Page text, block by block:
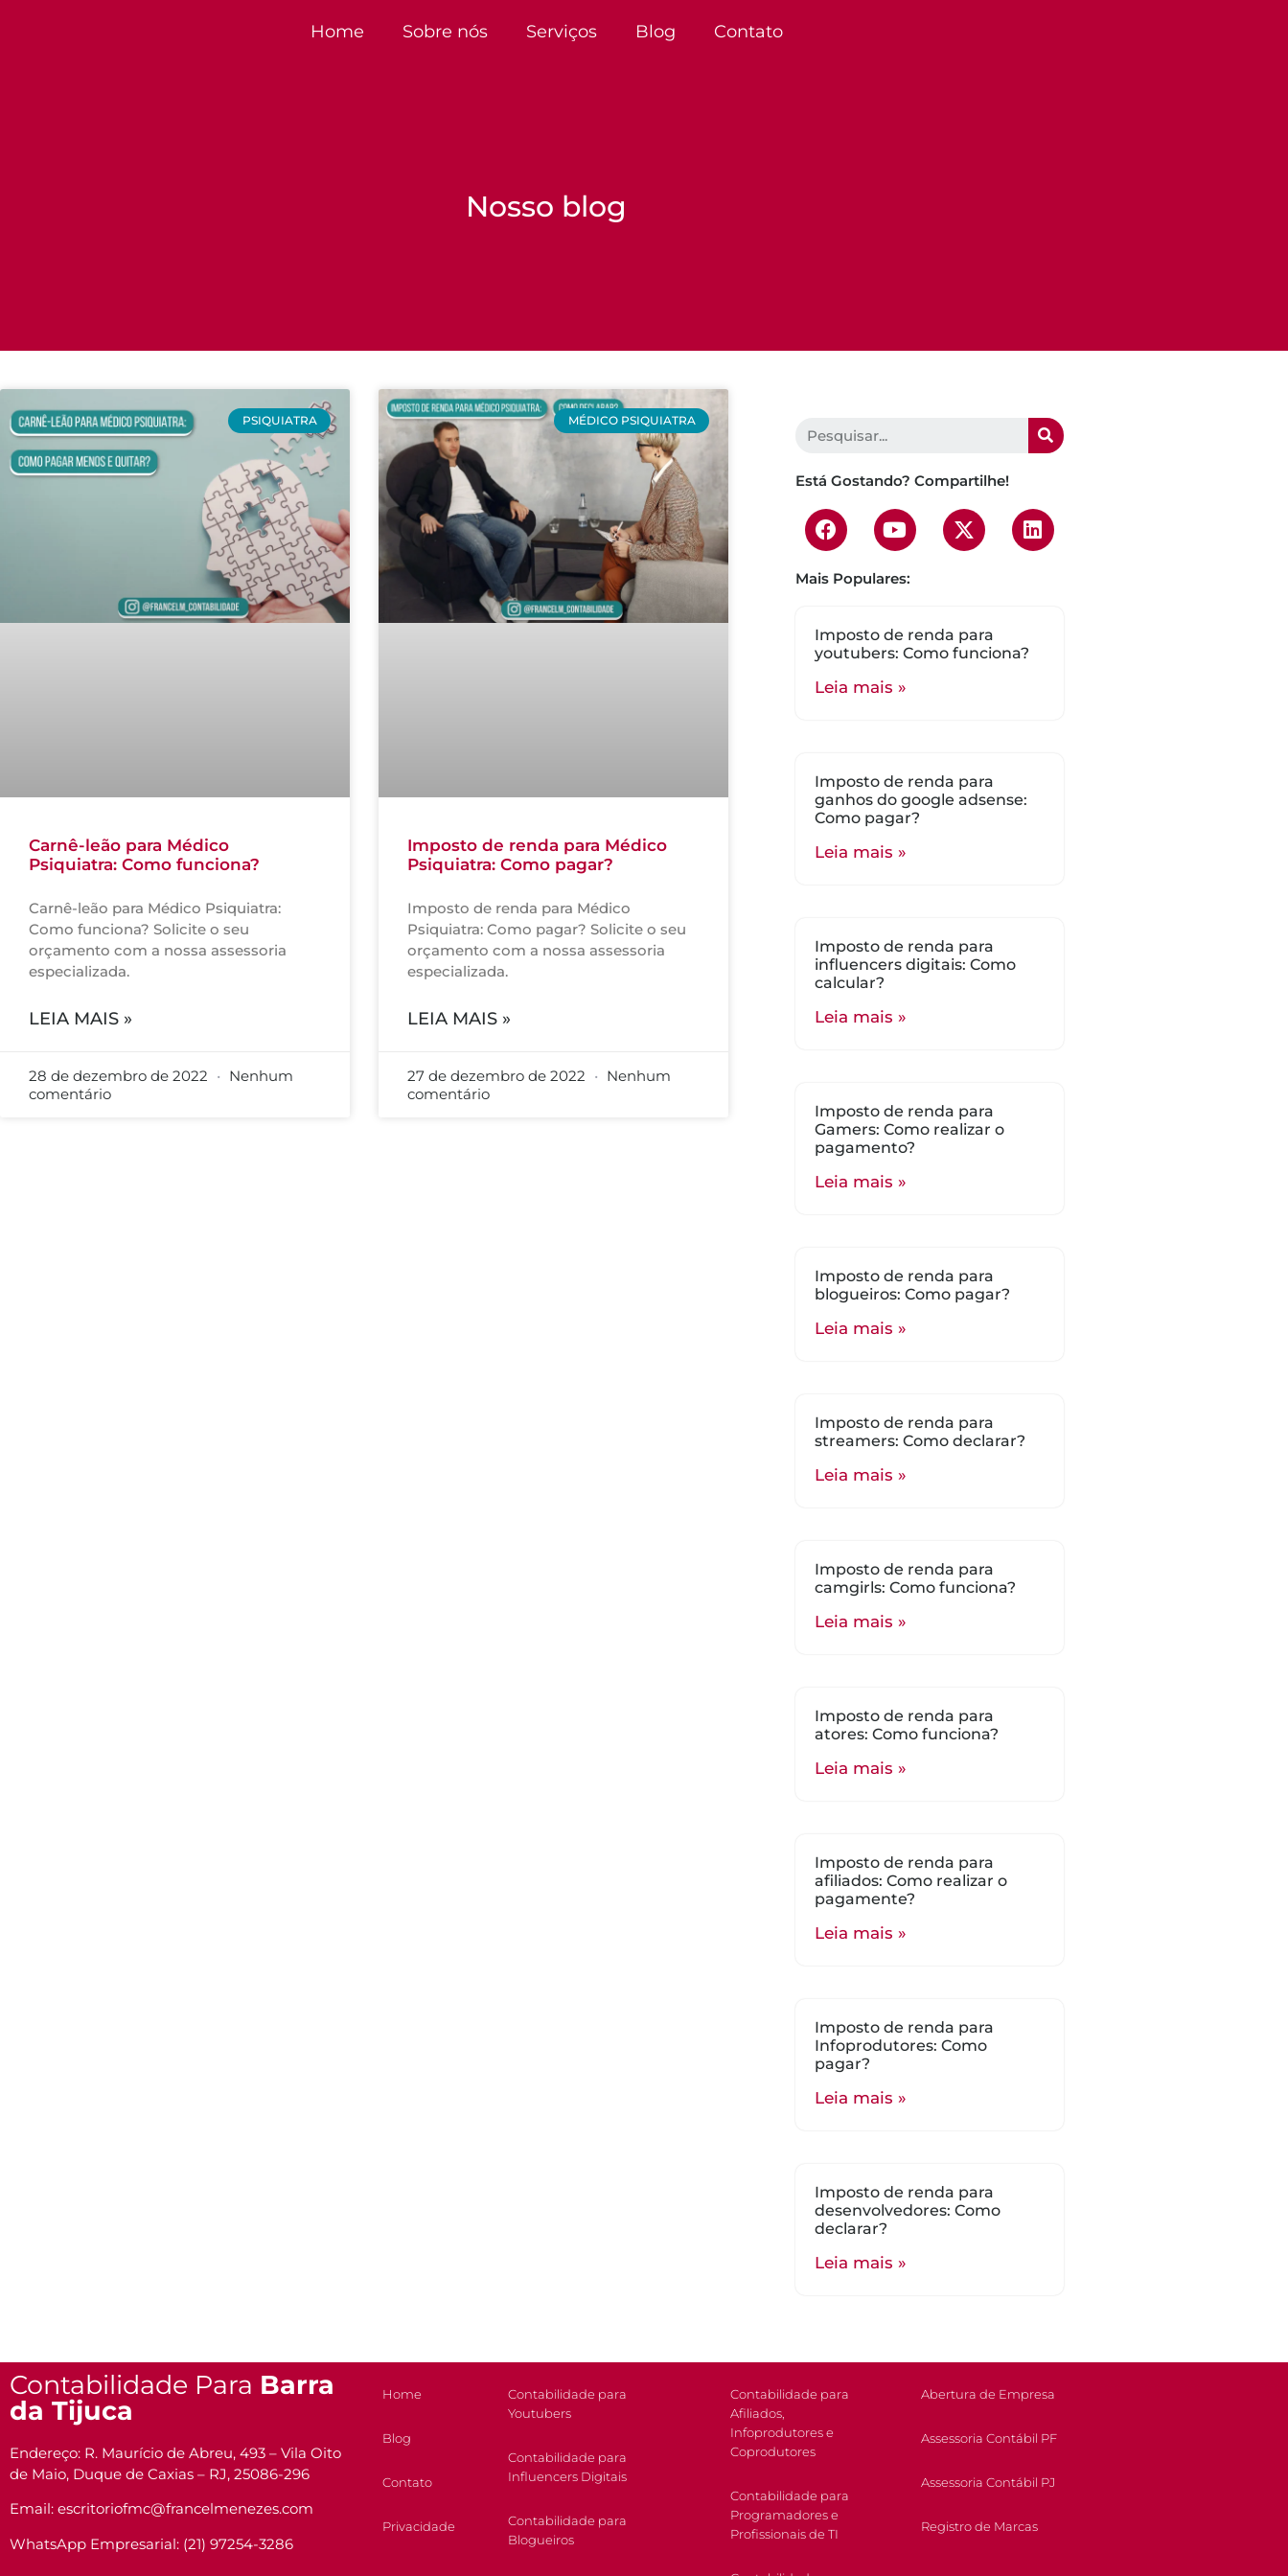
Home Sobre nós Serviços Blog Contato
Nosso blog
PSIQUIATRA
Carnê-leão para Médico
Psiquiatra: Como funciona?
Carnê-leão para Médico Psiquiatra:
Como funciona? Solicite o seu
orçamento com a nossa assessoria
especializada.
LEIA MAIS »
28 de dezembro de 2022
Nenhum
comentário
MÉDICO PSIQUIATRA
Imposto de renda para Médico
Psiquiatra: Como pagar?
Imposto de renda para Médico
Psiquiatra: Como pagar? Solicite o seu
orçamento com a nossa assessoria
especializada.
LEIA MAIS »
27 de dezembro de 2022
Nenhum
comentário
Está Gostando? Compartilhe!
Mais Populares:
Imposto de renda para
youtubers: Como funciona?
Leia mais »
Imposto de renda para
ganhos do google adsense:
Como pagar?
Leia mais »
Imposto de renda para
influencers digitais: Como
calcular?
Leia mais »
Imposto de renda para
Gamers: Como realizar o
pagamento?
Leia mais »
Imposto de renda para
blogueiros: Como pagar?
Leia mais »
Imposto de renda para
streamers: Como declarar?
Leia mais »
Imposto de renda para
camgirls: Como funciona?
Leia mais »
Imposto de renda para
atores: Como funciona?
Leia mais »
Imposto de renda para
afiliados: Como realizar o
pagamente?
Leia mais »
Imposto de renda para
Infoprodutores: Como
pagar?
Leia mais »
Imposto de renda para
desenvolvedores: Como
declarar?
Leia mais »
Contabilidade Para Barra
da Tijuca
Endereço: R. Maurício de Abreu, 493 – Vila Oito
de Maio, Duque de Caxias – RJ, 25086-296
Email: escritoriofmc@francelmenezes.com
WhatsApp Empresarial: (21) 97254-3286
Home
Blog
Contato
Privacidade
Contabilidade para
Youtubers
Contabilidade para
Influencers Digitais
Contabilidade para
Blogueiros
Contabilidade para
Afiliados,
Infoprodutores e
Coprodutores
Contabilidade para
Programadores e
Profissionais de TI
Abertura de Empresa
Assessoria Contábil PF
Assessoria Contábil PJ
Registro de Marcas